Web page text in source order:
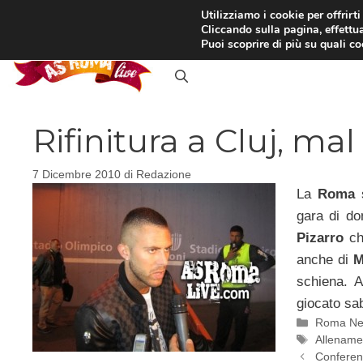
RASSEGNA STAMPA
Rifinitura a Cluj,
7 Dicembre 2010 di Redazione
La Roma
gara di
Pizarro
anche di
schiena.
giocato
Roma
Tag
Utilizziamo i cookie per
Cliccando sulla pagina,
Puoi scoprire di più su quali